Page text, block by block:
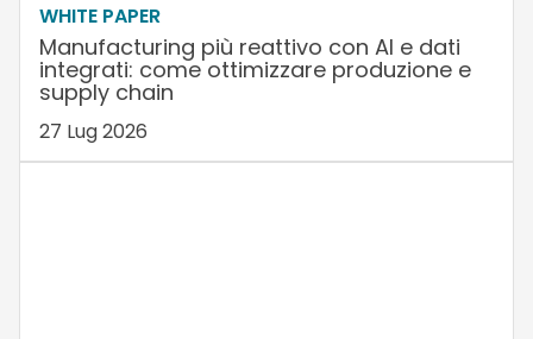
WHITE PAPER
Manufacturing più reattivo con AI e dati
integrati: come ottimizzare produzione e
supply chain
27 Lug 2026